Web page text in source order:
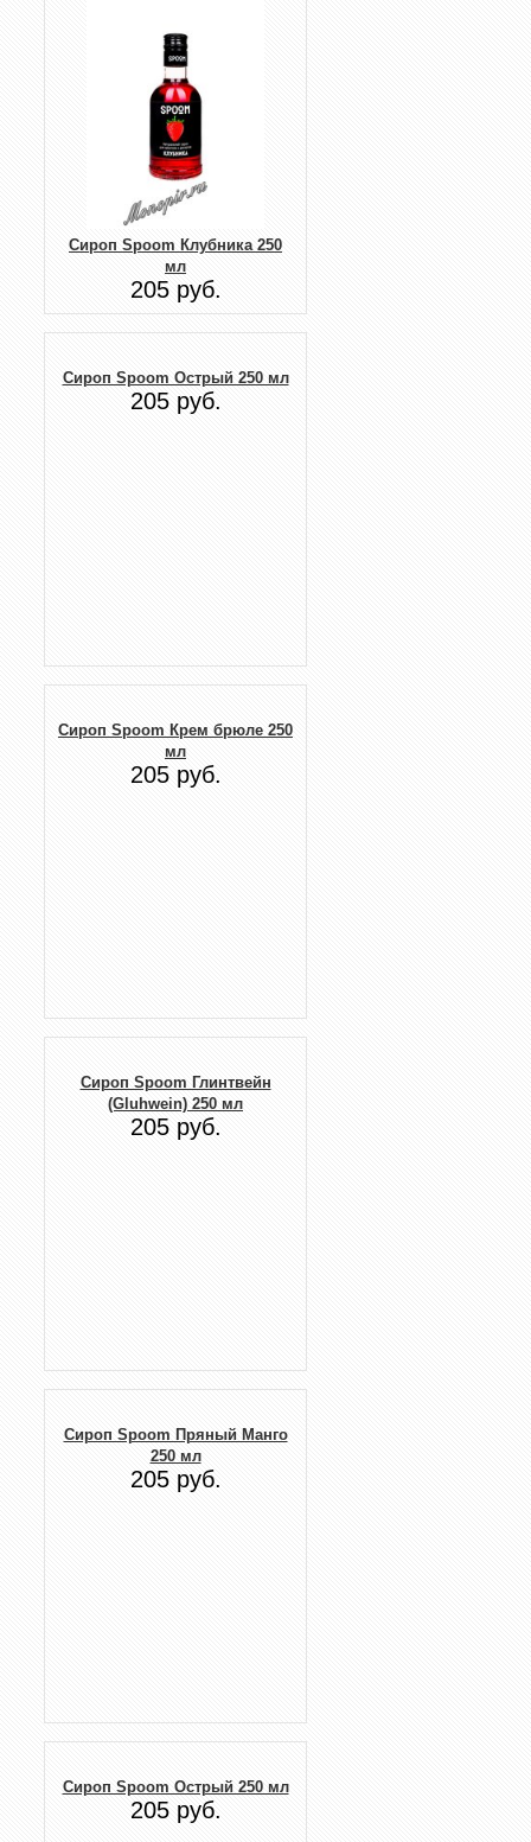
Сироп Spoom Клубника 250
мл
205 руб.
Сироп Spoom Острый 250 мл
205 руб.
Сироп Spoom Крем брюле 250
мл
205 руб.
Сироп Spoom Глинтвейн
(Gluhwein) 250 мл
205 руб.
Сироп Spoom Пряный Манго
250 мл
205 руб.
Сироп Spoom Острый 250 мл
205 руб.